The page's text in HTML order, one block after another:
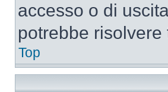
accesso o di
potrebbe
Top